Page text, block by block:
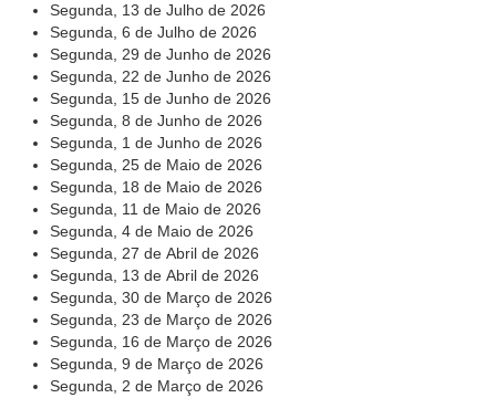
Rede de Governança Colaborativa
Gestão de Riscos
Laboratório de Inovação
Assessoria de Governança de Gestão de Pessoas
Sites Institucionais
Biblioteca
Centro de Memória
Educação a distância
Responsabilidade Socioambiental
Comissão Permanente de Acessibilidade e Inclusão
Escola Judicial
Segunda, 13 de Julho de 2026
Segunda, 6 de Julho de 2026
Segunda, 29 de Junho de 2026
Segunda, 22 de Junho de 2026
Segunda, 15 de Junho de 2026
Segunda, 8 de Junho de 2026
Segunda, 1 de Junho de 2026
Segunda, 25 de Maio de 2026
Segunda, 18 de Maio de 2026
Segunda, 11 de Maio de 2026
Segunda, 4 de Maio de 2026
Segunda, 27 de Abril de 2026
Segunda, 13 de Abril de 2026
Segunda, 30 de Março de 2026
Segunda, 23 de Março de 2026
Segunda, 16 de Março de 2026
Segunda, 9 de Março de 2026
Segunda, 2 de Março de 2026